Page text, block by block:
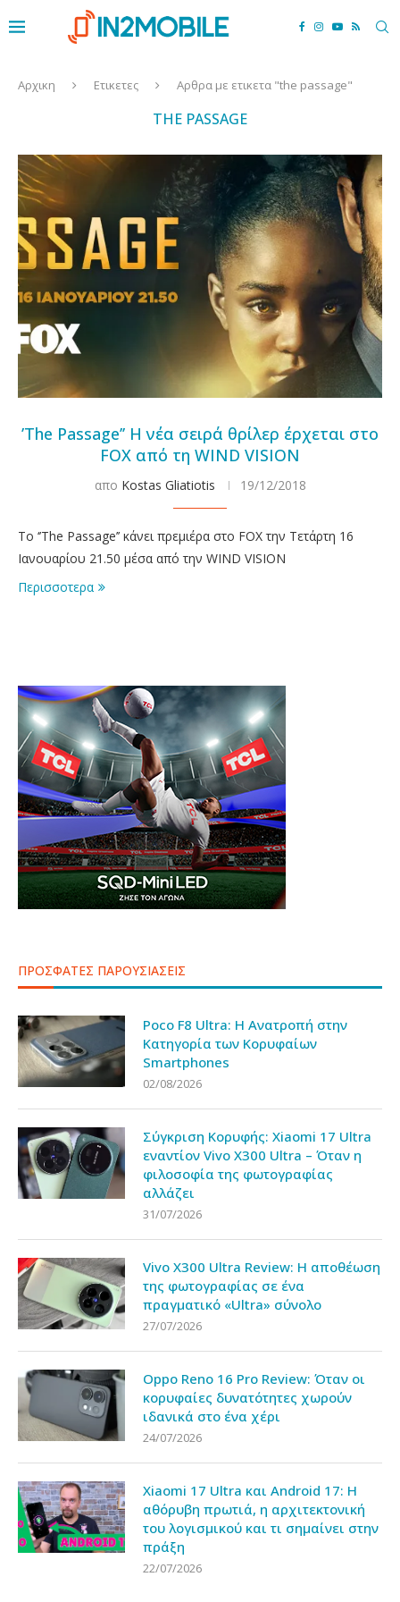
Αρχικη Ετικετες Αρθρα με ετικετα "the passage"
THE PASSAGE
’The Passage’’ H νέα σειρά θρίλερ έρχεται στο
FOX από τη WIND VISION
απο Kostas Gliatiotis 19/12/2018
Tο ‘’The Passage’’ κάνει πρεμιέρα στo FOX την Τετάρτη 16
Ιανουαρίου 21.50 μέσα από την WIND VISION
Περισσοτερα
ΠΡΟΣΦΑΤΕΣ ΠΑΡΟΥΣΙΑΣΕΙΣ
Poco F8 Ultra: Η Ανατροπή στην
Κατηγορία των Κορυφαίων
Smartphones
02/08/2026
Σύγκριση Κορυφής: Xiaomi 17 Ultra
εναντίον Vivo X300 Ultra – Όταν η
φιλοσοφία της φωτογραφίας
αλλάζει
31/07/2026
Vivo X300 Ultra Review: Η αποθέωση
της φωτογραφίας σε ένα
πραγματικό «Ultra» σύνολο
27/07/2026
Oppo Reno 16 Pro Review: Όταν οι
κορυφαίες δυνατότητες χωρούν
ιδανικά στο ένα χέρι
24/07/2026
Xiaomi 17 Ultra και Android 17: Η
αθόρυβη πρωτιά, η αρχιτεκτονική
του λογισμικού και τι σημαίνει στην
πράξη
22/07/2026